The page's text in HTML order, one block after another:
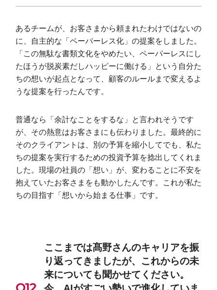
あるチームが、お客さまから頼まれたわけではないの
に、自主的な「ペーパーレス化」の提案をしました。
「この無駄な書類文化をやめたい、ペーパーレスにし
たほうが脱炭素だしハッピーに働ける」という自分た
ちの想いが起点となって、顧客のルールまで変えるよ
うな提案を行ったんです。
普通なら「余計なことをするな」と言われそうです
が、その熱意はお客さまにも伝わりました。最終的に
そのクライアントは、別の予算を縮小してでも、私た
ちの提案を実行するための投資予算を捻出してくれま
した。現場の社員の「想い」が、変わることに不安を
抱えていたお客さまをも動かしたんです。これが私た
ちの目指す「想いから始まる仕事」です。
ここまでは髙野さんのキャリアを振
り返ってきましたが、これからの未
来についても聞かせてください。